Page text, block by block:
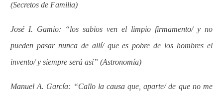
(Secretos de Familia)
José I. Gamio: “los sabios ven el limpio firmamento/ y no
pueden pasar nunca de allí/ que es pobre de los hombres el
invento/ y siempre será así” (Astronomía)
Manuel A. García: “Callo la causa que, aparte/ de que no me